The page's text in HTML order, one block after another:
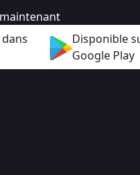
Disponible
Google Play